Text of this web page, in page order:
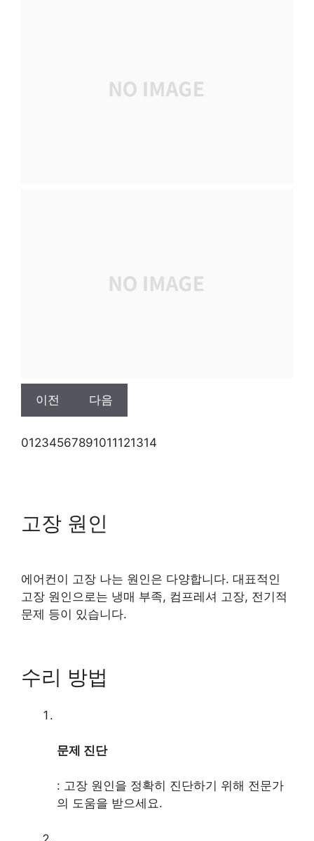
이전 다음
01234567891011121314
고장 원인
에어컨이 고장 나는 원인은 다양합니다. 대표적인
고장 원인으로는 냉매 부족, 컴프레셔 고장, 전기적
문제 등이 있습니다.
수리 방법
문제 진단
: 고장 원인을 정확히 진단하기 위해 전문가
의 도움을 받으세요.